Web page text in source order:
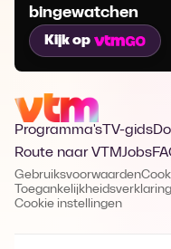
bingewatchen
Kijk op
Programma's TV-gids
Route naar VTMJobs
Gebruiksvoorwaarden
Toegankelijkheidsverklaring
Cookie instellingen